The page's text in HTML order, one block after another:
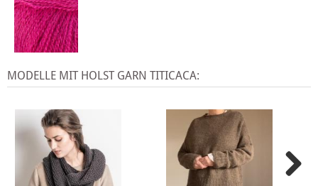
MODELLE MIT HOLST GARN TITICACA: